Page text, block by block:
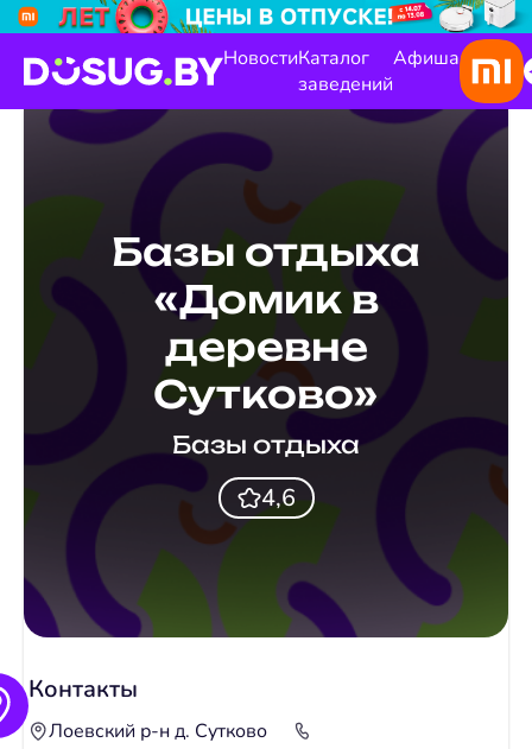
НовостиКаталог
заведений
Афиша
Базы отдыха
«Домик в
деревне
Сутково»
Базы отдыха
4,6
Контакты
Лоевский р-н д. Сутково